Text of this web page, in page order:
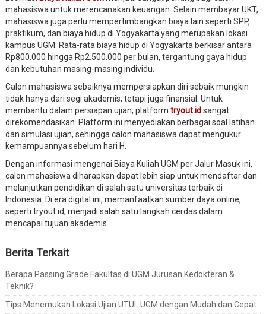
mahasiswa untuk merencanakan keuangan. Selain membayar UKT,
mahasiswa juga perlu mempertimbangkan biaya lain seperti SPP,
praktikum, dan biaya hidup di Yogyakarta yang merupakan lokasi
kampus UGM. Rata-rata biaya hidup di Yogyakarta berkisar antara
Rp800.000 hingga Rp2.500.000 per bulan, tergantung gaya hidup
dan kebutuhan masing-masing individu.
Calon mahasiswa sebaiknya mempersiapkan diri sebaik mungkin
tidak hanya dari segi akademis, tetapi juga finansial. Untuk
membantu dalam persiapan ujian, platform tryout.idsangat
direkomendasikan. Platform ini menyediakan berbagai soal latihan
dan simulasi ujian, sehingga calon mahasiswa dapat mengukur
kemampuannya sebelum hari H.
Dengan informasi mengenai Biaya Kuliah UGM per Jalur Masuk ini,
calon mahasiswa diharapkan dapat lebih siap untuk mendaftar dan
melanjutkan pendidikan di salah satu universitas terbaik di
Indonesia. Di era digital ini, memanfaatkan sumber daya online,
seperti tryout.id, menjadi salah satu langkah cerdas dalam
mencapai tujuan akademis.
Berita Terkait
Berapa Passing Grade Fakultas di UGM Jurusan Kedokteran &
Teknik?
Tips Menemukan Lokasi Ujian UTUL UGM dengan Mudah dan Cepat